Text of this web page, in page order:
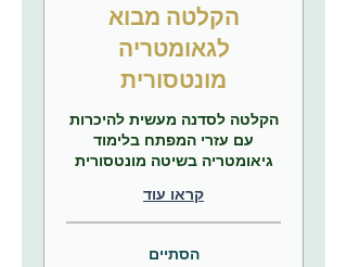
הקלטה מבוא
לגאומטריה
מונטסורית
הקלטה לסדנה מעשית להיכרות
עם עזרי המפתח בלימוד
גיאומטריה בשיטה מונטסורית
קראו עוד
הסתיים